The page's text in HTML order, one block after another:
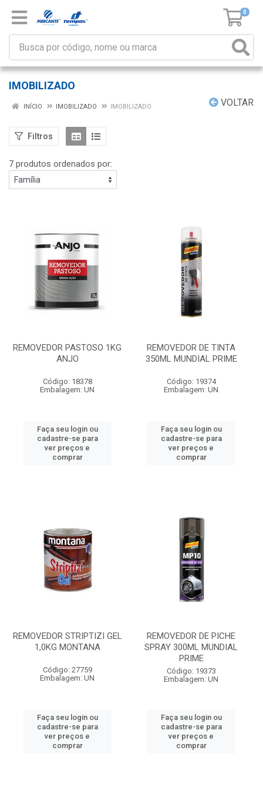
0
IMOBILIZADO
VOLTAR
INÍCIO IMOBILIZADO IMOBILIZADO
Filtros
7 produtos ordenados por:
REMOVEDOR PASTOSO 1KG
ANJO
Código: 18378
Embalagem: UN
Faça seu login ou
cadastre-se para
ver preços e
comprar
REMOVEDOR DE TINTA
350ML MUNDIAL PRIME
Código: 19374
Embalagem: UN
Faça seu login ou
cadastre-se para
ver preços e
comprar
REMOVEDOR STRIPTIZI GEL
1,0KG MONTANA
Código: 27759
Embalagem: UN
Faça seu login ou
cadastre-se para
ver preços e
comprar
REMOVEDOR DE PICHE
SPRAY 300ML MUNDIAL
PRIME
Código: 19373
Embalagem: UN
Faça seu login ou
cadastre-se para
ver preços e
comprar